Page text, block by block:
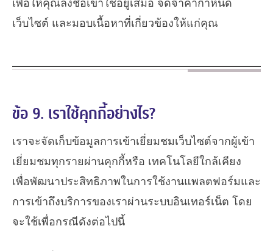
เพื่อให้คุณลงชื่อเข้าใช้อยู่เสมอ จดจำค่ากำหนด
เว็บไซต์ และมอบเนื้อหาที่เกี่ยวข้องให้แก่คุณ
ข้อ 9. เราใช้คุกกี้อย่างไร?
เราจะจัดเก็บข้อมูลการเข้าเยี่ยมชมเว็บไซต์จากผู้เข้า
เยี่ยมชมทุกรายผ่านคุกกี้หรือ เทคโนโลยีใกล้เคียง
เพื่อพัฒนาประสิทธิภาพในการใช้งานแพลตฟอร์มและ
การเข้าถึงบริการของเราผ่านระบบอินเทอร์เน็ต โดย
จะใช้เพื่อกรณีดังต่อไปนี้